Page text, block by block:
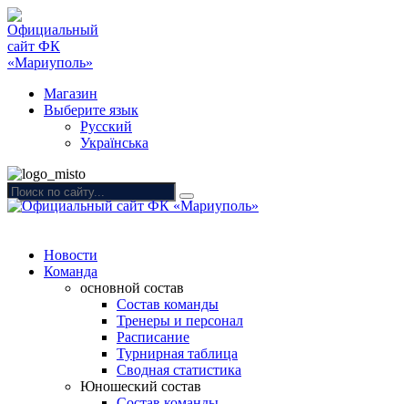
Магазин
Выберите язык
Русский
Українська
Новости
Команда
основной состав
Состав команды
Тренеры и персонал
Расписание
Турнирная таблица
Сводная статистика
Юношеский состав